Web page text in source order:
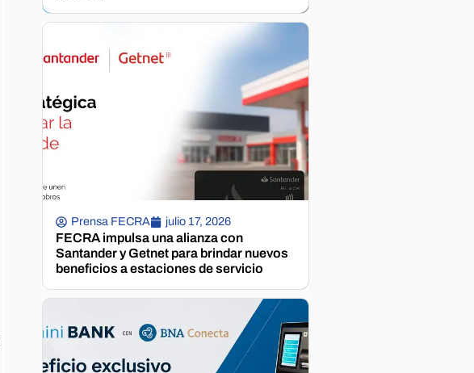
Prensa FECRA julio 17, 2026
FECRA impulsa una alianza con
Santander y Getnet para brindar nuevos
beneficios a estaciones de servicio